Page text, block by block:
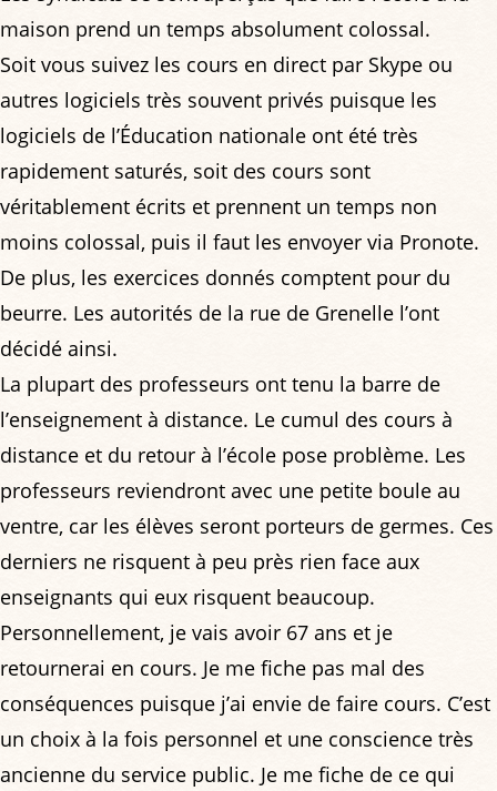
maison prend un temps absolument colossal.
Soit vous suivez les cours en direct par Skype ou
autres logiciels très souvent privés puisque les
logiciels de l’Éducation nationale ont été très
rapidement saturés, soit des cours sont
véritablement écrits et prennent un temps non
moins colossal, puis il faut les envoyer via Pronote.
De plus, les exercices donnés comptent pour du
beurre. Les autorités de la rue de Grenelle l’ont
décidé ainsi.
La plupart des professeurs ont tenu la barre de
l’enseignement à distance. Le cumul des cours à
distance et du retour à l’école pose problème. Les
professeurs reviendront avec une petite boule au
ventre, car les élèves seront porteurs de germes. Ces
derniers ne risquent à peu près rien face aux
enseignants qui eux risquent beaucoup.
Personnellement, je vais avoir 67 ans et je
retournerai en cours. Je me fiche pas mal des
conséquences puisque j’ai envie de faire cours. C’est
un choix à la fois personnel et une conscience très
ancienne du service public. Je me fiche de ce qui